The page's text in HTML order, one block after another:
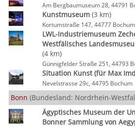
Am Bergbaumuseum 28, 44791
Kunstmuseum(3 km)
Kortumstraße 147, 44777 Bochum
LWL-Industriemuseum
Westfälisches
(4 km)
Günnigfelder Straße 251, 44793
Situation Kunst (für Max
Nevelstrasse 29c, 44795 Bochum
Bonn (Bundesland: Nordrhein-
Ägyptisches Museum der
Bonner Sammlung von